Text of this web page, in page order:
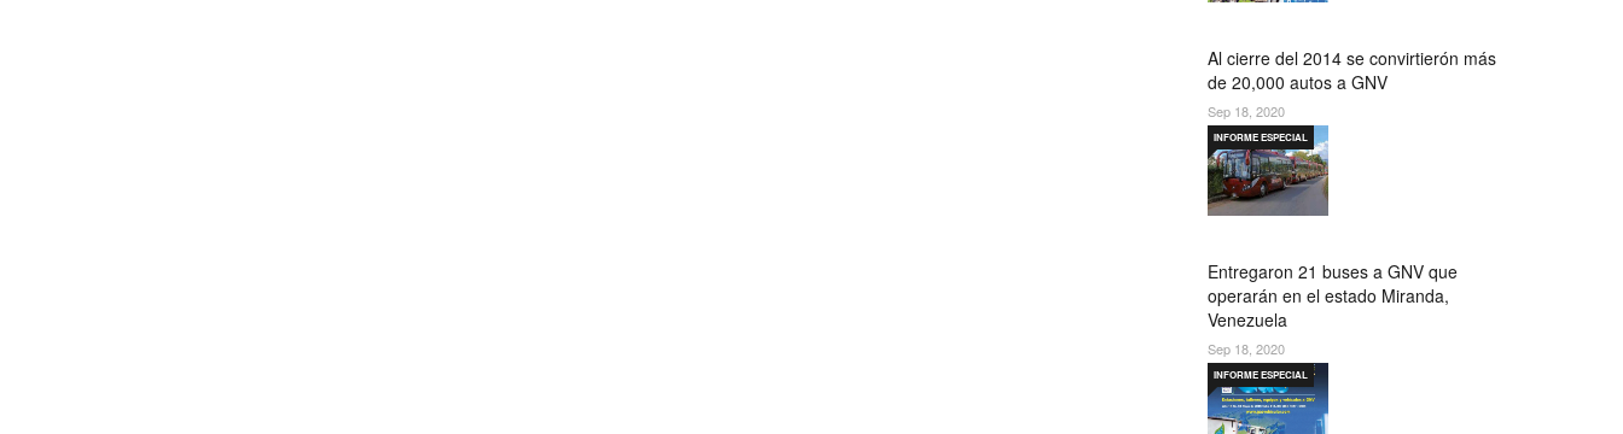
Al cierre del 2014 se convirtierón más
de 20,000 autos a GNV
Sep 18, 2020
Entregaron 21 buses a GNV que
operarán en el estado Miranda,
Venezuela
INFORME ESPECIAL
Sep 18, 2020
INFORME ESPECIAL